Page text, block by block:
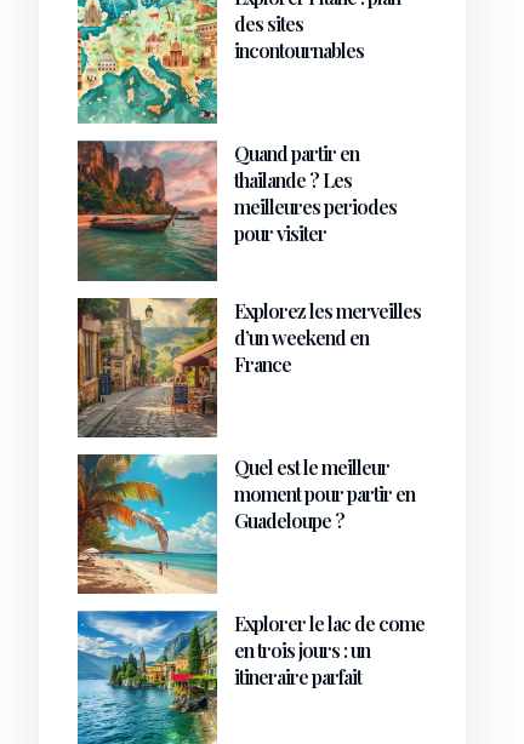
des sites
incontournables
Quand partir en
thailande ? Les
meilleures periodes
pour visiter
Explorez les merveilles
d’un weekend en
France
Quel est le meilleur
moment pour partir en
Guadeloupe ?
Explorer le lac de come
en trois jours : un
itineraire parfait